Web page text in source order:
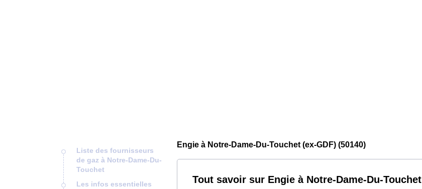
Liste des fournisseurs
de gaz à Notre-Dame-Du-
Touchet
Les infos essentielles
Engie à Notre-Dame-Du-Touchet (ex-GDF) (50140)
Tout savoir sur Engie à Notre-Dame-Du-Touchet